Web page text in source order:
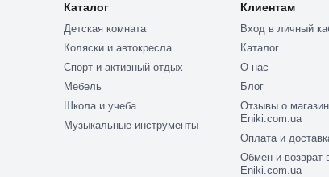
Каталог
Детская комната
Коляски и автокресла
Спорт и активный отдых
Мебель
Школа и учеба
Музыкальные инструменты
Клиентам
Вход в личный
Каталог
О нас
Блог
Отзывы о
Eniki.com.ua
Оплата и
Обмен и возврат
Eniki.com.ua